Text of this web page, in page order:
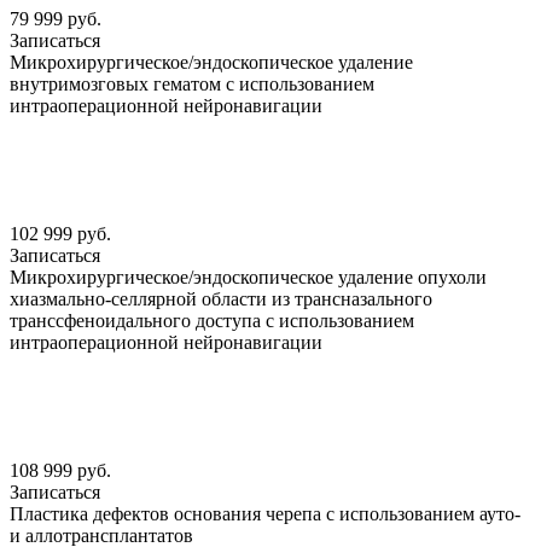
79 999 руб.
Записаться
Микрохирургическое/эндоскопическое удаление
внутримозговых гематом с использованием
интраоперационной нейронавигации
102 999 руб.
Записаться
Микрохирургическое/эндоскопическое удаление опухоли
хиазмально-селлярной области из трансназального
транссфеноидального доступа с использованием
интраоперационной нейронавигации
108 999 руб.
Записаться
Пластика дефектов основания черепа с использованием ауто-
и аллотрансплантатов